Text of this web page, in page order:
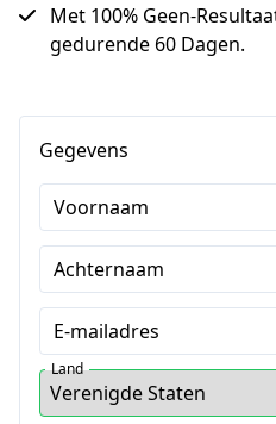
Met 100% Geen-
gedurende 60 Dagen.
Gegevens
Voornaam
Achternaam
E-mailadres
Land